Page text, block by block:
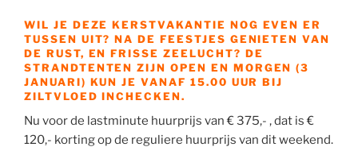
WIL JE DEZE KERSTVAKANTIE NOG EVEN ER
TUSSEN UIT? NA DE FEESTJES GENIETEN VAN
DE RUST, EN FRISSE ZEELUCHT? DE
STRANDTENTEN ZIJN OPEN EN MORGEN (3
JANUARI) KUN JE VANAF 15.00 UUR BIJ
ZILTVLOED INCHECKEN.
Nu voor de lastminute huurprijs van € 375,- , dat is €
120,- korting op de reguliere huurprijs van dit weekend.